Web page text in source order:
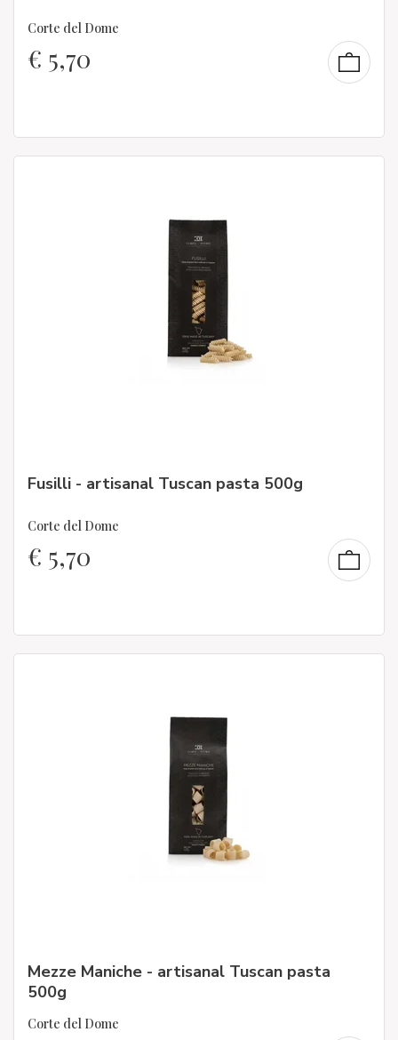
Corte del Dome
€ 5,70
Fusilli - artisanal Tuscan pasta 500g
Corte del Dome
€ 5,70
Mezze Maniche - artisanal Tuscan pasta
500g
Corte del Dome